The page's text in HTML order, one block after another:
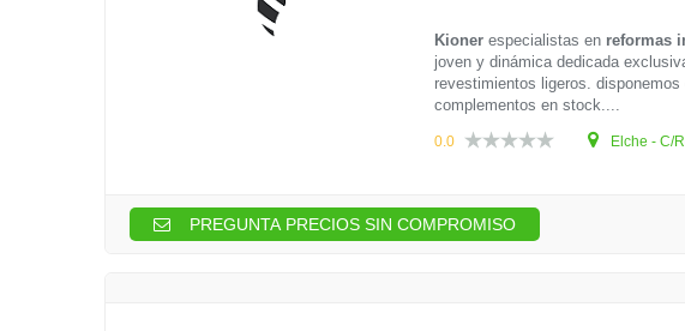
Kioner especialistas en reformas
joven y dinámica dedicada
revestimientos ligeros.
complementos en stock....
0.0 Elche - C/
PREGUNTA PRECIOS SIN COMPROMISO